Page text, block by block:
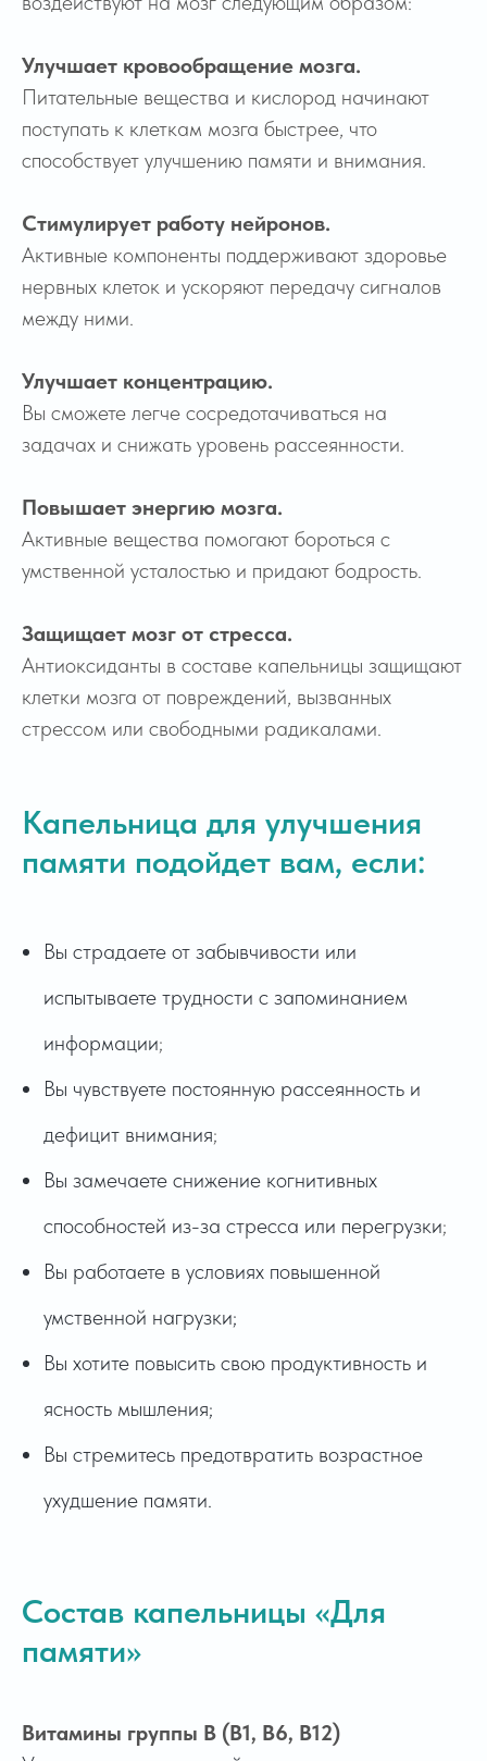
Улучшает кровообращение мозга.
Питательные вещества и кислород начинают
поступать к клеткам мозга быстрее, что
способствует улучшению памяти и внимания.
Стимулирует работу нейронов.
Активные компоненты поддерживают здоровье
нервных клеток и ускоряют передачу сигналов
между ними.
Улучшает концентрацию.
Вы сможете легче сосредотачиваться на
задачах и снижать уровень рассеянности.
Повышает энергию мозга.
Активные вещества помогают бороться с
умственной усталостью и придают бодрость.
Защищает мозг от стресса.
Антиоксиданты в составе капельницы защищают
клетки мозга от повреждений, вызванных
стрессом или свободными радикалами.
Капельница для улучшения
памяти подойдет вам, если:
Вы страдаете от забывчивости или
испытываете трудности с запоминанием
информации;
Вы чувствуете постоянную рассеянность и
дефицит внимания;
Вы замечаете снижение когнитивных
способностей из-за стресса или перегрузки;
Вы работаете в условиях повышенной
умственной нагрузки;
Вы хотите повысить свою продуктивность и
ясность мышления;
Вы стремитесь предотвратить возрастное
ухудшение памяти.
Состав капельницы «Для
памяти»
Витамины группы В (В1, В6, В12)